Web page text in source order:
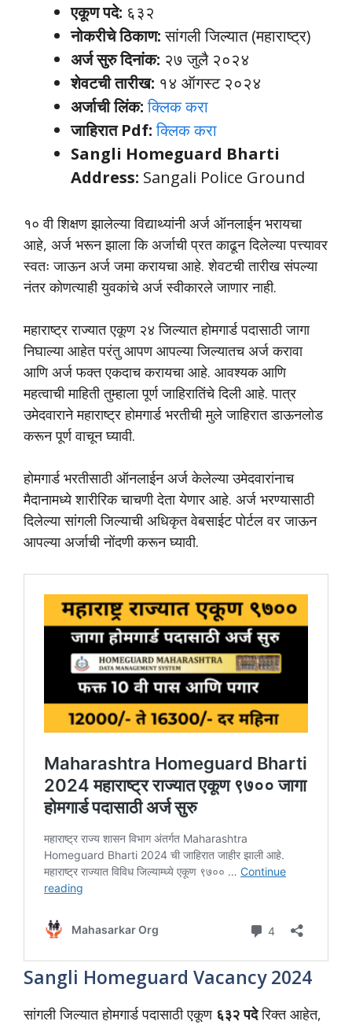
एकूण पदे: ६३२
नोकरीचे ठिकाण:सांगली जिल्यात (महाराष्ट्र)
अर्ज सुरु दिनांक: २७ जुलै २०२४
शेवटची तारीख: १४ ऑगस्ट २०२४
अर्जाची लिंक: क्लिक करा
जाहिरात Pdf: क्लिक करा
Sangli Homeguard Bharti
Address: Sangali Police Ground
१० वी शिक्षण झालेल्या विद्याथ्यांनी अर्ज ऑनलाईन भरायचा
आहे, अर्ज भरून झाला कि अर्जाची प्रत काढून दिलेल्या पत्त्यावर
स्वतः जाऊन अर्ज जमा करायचा आहे. शेवटची तारीख संपल्या
नंतर कोणत्याही युवकांचे अर्ज स्वीकारले जाणार नाही.
महाराष्ट्र राज्यात एकूण २४ जिल्यात होमगार्ड पदासाठी जागा
निघाल्या आहेत परंतु आपण आपल्या जिल्यातच अर्ज करावा
आणि अर्ज फक्त एकदाच करायचा आहे. आवश्यक आणि
महत्वाची माहिती तुम्हाला पूर्ण जाहिरातिंचे दिली आहे. पात्र
उमेदवाराने महाराष्ट्र होमगार्ड भरतीची मुले जाहिरात डाऊनलोड
करून पूर्ण वाचून घ्यावी.
होमगार्ड भरतीसाठी ऑनलाईन अर्ज केलेल्या उमेदवारांनाच
मैदानामध्ये शारीरिक चाचणी देता येणार आहे. अर्ज भरण्यासाठी
दिलेल्या सांगली जिल्याची अधिकृत वेबसाईट पोर्टल वर जाऊन
आपल्या अर्जाची नोंदणी करून घ्यावी.
Sangli Homeguard Vacancy 2024
सांगली जिल्यात होमगार्ड पदासाठी एकूण ६३२ पदेरिक्त आहेत,